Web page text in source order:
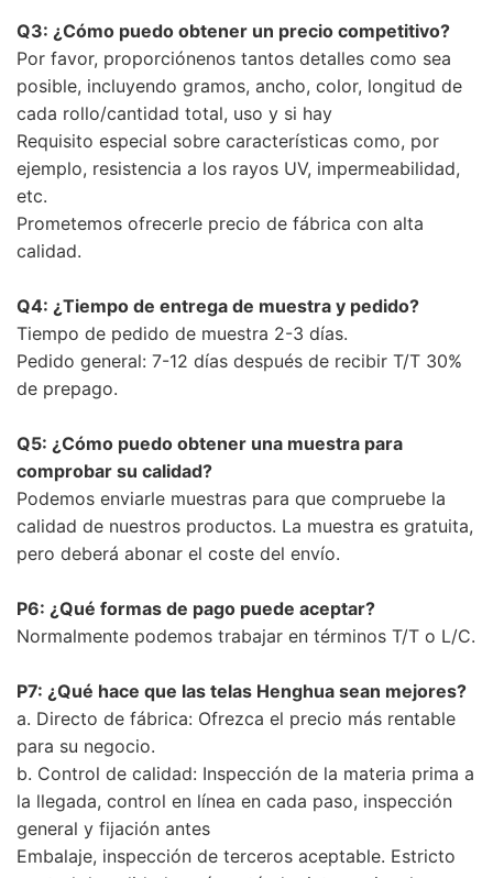
Q3: ¿Cómo puedo obtener un precio competitivo?
Por favor, proporciónenos tantos detalles como sea
posible, incluyendo gramos, ancho, color, longitud de
cada rollo/cantidad total, uso y si hay
Requisito especial sobre características como, por
ejemplo, resistencia a los rayos UV, impermeabilidad,
etc.
Prometemos ofrecerle precio de fábrica con alta
calidad.
Q4: ¿Tiempo de entrega de muestra y pedido?
Tiempo de pedido de muestra 2-3 días.
Pedido general: 7-12 días después de recibir T/T 30%
de prepago.
Q5: ¿Cómo puedo obtener una muestra para
comprobar su calidad?
Podemos enviarle muestras para que compruebe la
calidad de nuestros productos. La muestra es gratuita,
pero deberá abonar el coste del envío.
P6: ¿Qué formas de pago puede aceptar?
Normalmente podemos trabajar en términos T/T o L/C.
P7: ¿Qué hace que las telas Henghua sean mejores?
a. Directo de fábrica: Ofrezca el precio más rentable
para su negocio.
b. Control de calidad: Inspección de la materia prima a
la llegada, control en línea en cada paso, inspección
general y fijación antes
Embalaje, inspección de terceros aceptable. Estricto